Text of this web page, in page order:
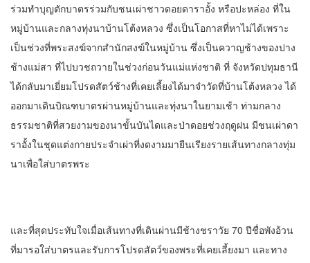
ร่วมทำบุญตักบาตรร่วมกับชนเผ่าชาวดอยดาราอั้ง หรือปะหล่อง ที่ใน
หมู่บ้านและกลางทุ่งนาบ้านโต้งหลวง ซึ่งเป็นโอกาสที่หาไม่ได้เพราะ
เป็นช่วงที่พระสงฆ์จากสำนักสงฆ์ในหมู่บ้าน ซึ่งเป็นควาญช้างของปาง
ช้างแม่สา ที่ไปบวชถวายในช่วงก่อนวันแม่แห่งชาติ ที่ จังหวัดปทุมธานี
ได้กลับมาเยี่ยมโปรดสัตว์ช้างที่เคยเลี้ยงได้มาจำวัดที่บ้านโต้งหลวง ได้
ออกมาเดินบิณฑบาตรผ่านหมู่บ้านและทุ่งนาในยามเช้า ท่ามกลาง
ธรรมชาติที่สวยงามของนาขั้นบันไดและป่าดอยช่วงฤดูฝน มีชนเผ่าดา
ราอั้งในชุดแต่งกายประจำเผ่าที่งดงามมายืนเรียงรายเส้นทางกลางทุ่ม
นาเพื่อใส่บาตรพระ
และที่สุดประทับใจเมื่อเส้นทางที่เดินผ่านมีช้างชราวัย 70 ปีชื่อพังอ้วน
ที่มารอใส่บาตรและรับการโปรดสัตว์ของพระที่เคยเลี้ยงมา และทาง